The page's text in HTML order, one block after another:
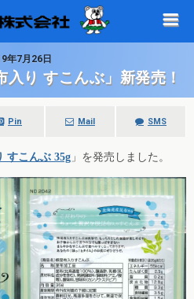
年7月26日
り すこんぶ」新発売！
Pin Mail SMS
すこんぶ 35g 」を発売しました。